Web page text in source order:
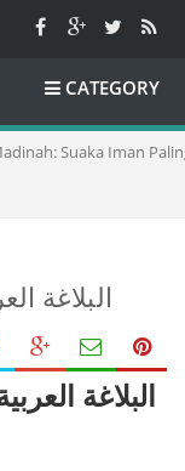
CATEGORY
Iman Paling Aman
البلاغة
البلاغة